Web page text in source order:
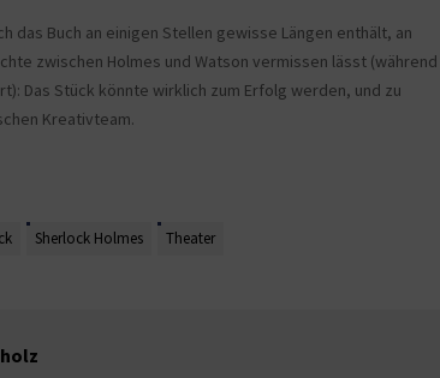
das Buch an einigen Stellen gewisse Längen enthält, an
zwischen Holmes und Watson vermissen lässt (während
Das Stück könnte wirklich zum Erfolg werden, und zu
Kreativteam.
Sherlock Holmes Theater